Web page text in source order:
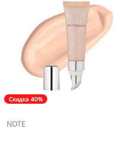
Скидка 40%
NOTE